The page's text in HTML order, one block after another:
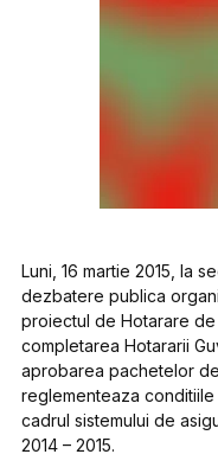
Luni, 16 martie 2015, la
dezbatere publica
proiectul de Hotarare
completarea Hotararii
aprobarea pachetelor
reglementeaza
cadrul sistemului de
2014 – 2015.